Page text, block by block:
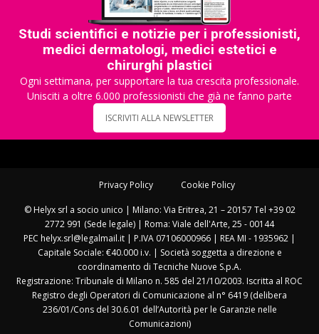
Studi scientifici e notizie per i professionisti,
medici dermatologi, medici estetici e
chirurghi plastici
Ogni settimana, per supportare la tua crescita professionale.
Unisciti a oltre 6.000 professionisti che già ne fanno parte
ISCRIVITI ALLA NEWSLETTER
Privacy Policy Cookie Policy
© Helyx srl a socio unico | Milano: Via Eritrea, 21 – 20157 Tel +39 02
2772 991 (Sede legale) | Roma: Viale dell'Arte, 25 - 00144
PEC helyx.srl@legalmail.it | P.IVA 07106000966 | REA MI - 1935962 |
Capitale Sociale: €40.000 i.v. | Società soggetta a direzione e
coordinamento di Tecniche Nuove S.p.A.
Registrazione: Tribunale di Milano n. 585 del 21/10/2003. Iscritta al ROC
Registro degli Operatori di Comunicazione al n° 6419 (delibera
236/01/Cons del 30.6.01 dell’Autorità per le Garanzie nelle
Comunicazioni)